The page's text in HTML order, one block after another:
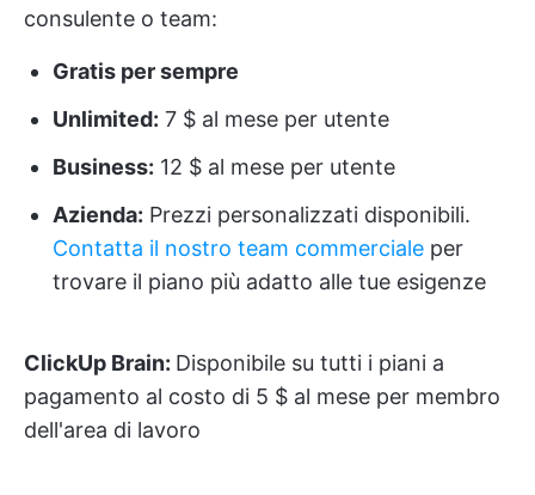
consulente o team:
Gratis per sempre
Unlimited: 7 $ al mese per utente
Business: 12 $ al mese per utente
Azienda: Prezzi personalizzati disponibili.
Contatta il nostro team commerciale per
trovare il piano più adatto alle tue esigenze
ClickUp Brain: Disponibile su tutti i piani a
pagamento al costo di 5 $ al mese per membro
dell'area di lavoro